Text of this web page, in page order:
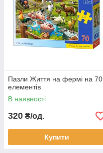
Пазли Життя на фермі на 70
елементів
В наявності
320 ₴/од.
Купити